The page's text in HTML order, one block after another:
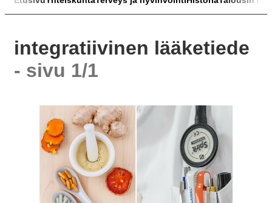
integratiivinen lääketiede
- sivu 1/1